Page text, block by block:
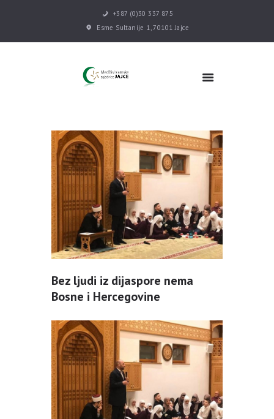
+387 (0)30 337 875
Esme Sultanije 1, 70101 Jajce
POČETNA
DŽEMATI
MEKTEB
ASOCIJACIJE
USLUGE
MULTIMEDIJA
KONTAKT
DONACIJE
Bez ljudi iz dijaspore nema
Bosne i Hercegovine